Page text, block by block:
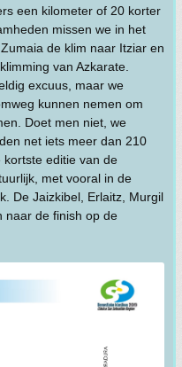
een kilometer of 20 korter
missen we in het
de klim naar Itziar en
van Azkarate.
excuus, maar we
kunnen nemen om
Doet men niet, we
net iets meer dan 210
editie van de
met vooral in de
De Jaizkibel, Erlaitz, Murgil
naar de finish op de